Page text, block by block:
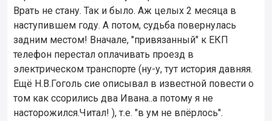
Врать не стану. Так и было. Аж целых 2 месяца в
наступившем году. А потом, судьба повернулась
задним местом! Вначале, "привязанный" к ЕКП
телефон перестал оплачивать проезд в
электрическом транспорте (ну-у, тут история давняя.
Ещё Н.В.Гоголь сие описывал в известной повести о
том как ссорились два Ивана..а потому я не
насторожился.Читал! ), т.е. "в ум не впёрлось".